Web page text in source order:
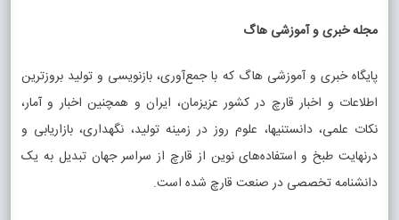
مجله خبری و آموزشی هاگ
پایگاه خبری و آموزشی هاگ که با جمع‌آوری، بازنویسی و تولید بروزترین
اطلاعات و اخبار قارچ در کشور عزیزمان، ایران و همچنین اخبار و آمار،
نکات علمی، دانستنیها، علوم روز در زمینه تولید، نگهداری، بازاریابی و
درنهایت طبخ و استفاده‌های نوین از قارچ از سراسر جهان تبدیل به یک
دانشنامه تخصصی در صنعت قارچ شده است.